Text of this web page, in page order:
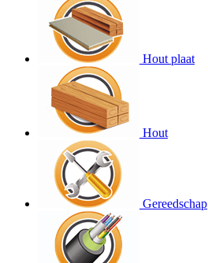
Hout plaat
Hout
Gereedschap